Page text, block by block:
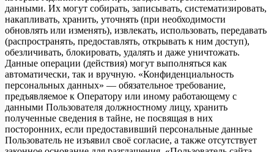
данными. Их могут собирать, записывать, систематизировать,
накапливать, хранить, уточнять (при необходимости
обновлять или изменять), извлекать, использовать, передавать
(распространять, предоставлять, открывать к ним доступ),
обезличивать, блокировать, удалять и даже уничтожать.
Данные операции (действия) могут выполняться как
автоматически, так и вручную. «Конфиденциальность
персональных данных» — обязательное требование,
предъявляемое к Оператору или иному работающему с
данными Пользователя должностному лицу, хранить
полученные сведения в тайне, не посвящая в них
посторонних, если предоставивший персональные данные
Пользователь не изъявил своё согласие, а также отсутствует